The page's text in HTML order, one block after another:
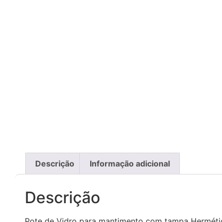
Descrição Informação adicional
Descrição